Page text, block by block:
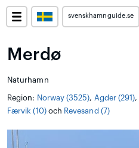
svenskhamnguide.se
Merdø
Naturhamn
Region: Norway (3525), Agder (291),
Færvik (10)och Revesand (7)